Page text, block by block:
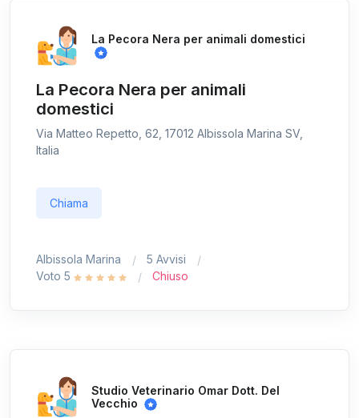
La Pecora Nera per animali domestici
La Pecora Nera per animali
domestici
Via Matteo Repetto, 62, 17012 Albissola Marina SV,
Italia
Chiama
Albissola Marina
5 Avvisi
Voto 5
Chiuso
Studio Veterinario Omar Dott. Del
Vecchio